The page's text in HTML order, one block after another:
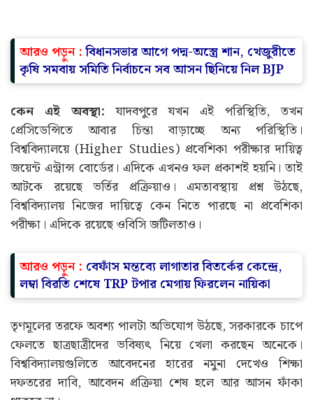
আরও পড়ুন :বিধানসভার আগে পদ্ম-অস্ত্রে শান, খেজুরীতে
কৃষি সমবায় সমিতি নির্বাচনে সব আসন ছিনিয়ে নিল BJP
কেন এই অবস্থা: যাদবপুরে যখন এই পরিস্থিতি, তখন
প্রেসিডেন্সিতে আবার চিন্তা বাড়াচ্ছে অন্য পরিস্থিতি।
বিশ্ববিদ্যালয়ে (Higher Studies) প্রবেশিকা পরীক্ষার দায়িত্ব
জয়েন্ট এন্ট্রান্স বোর্ডের। এদিকে এখনও ফল প্রকাশই হয়নি। তাই
আটকে রয়েছে ভর্তির প্রক্রিয়াও। এমতাবস্থায় প্রশ্ন উঠছে,
বিশ্ববিদ্যালয় নিজের দায়িত্বে কেন নিতে পারছে না প্রবেশিকা
পরীক্ষা। এদিকে রয়েছে ওবিসি জটিলতাও।
আরও পড়ুন : বেফাঁস মন্তব্যে লাগাতার বিতর্কের কেন্দ্রে,
লম্বা বিরতি শেষে TRP টপার মেগায় ফিরলেন নায়িকা
তৃণমূলের তরফে অবশ্য পালটা অভিযোগ উঠছে, সরকারকে চাপে
ফেলতে ছাত্রছাত্রীদের ভবিষ্যৎ নিয়ে খেলা করছেন অনেকে।
বিশ্ববিদ্যালয়গুলিতে আবেদনের হারের নমুনা দেখেও শিক্ষা
দফতরের দাবি, আবেদন প্রক্রিয়া শেষ হলে আর আসন ফাঁকা